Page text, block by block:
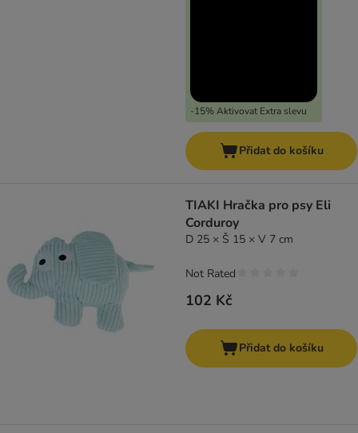
-15% Aktivovat Extra slevu
Přidat do košíku
TIAKI Hračka pro psy Eli
Corduroy
D 25 × Š 15 × V 7 cm
102 Kč
Not Rated
Přidat do košíku